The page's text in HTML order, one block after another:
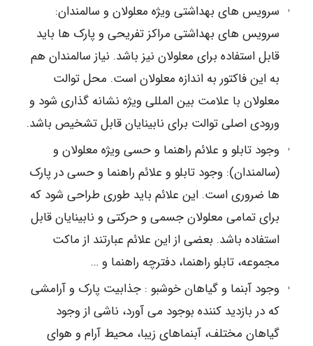
سرویس های بهداشتی ویژه معلولان و سالمندان:
سرویس های بهداشتی مراکز تفریحی و پارک ها باید
قابل استفاده برای معلولان نیز باشد. نیاز سالمندان هم
به این فاکتور به اندازه معلولان است. محل توالت
معلولان با علامت بین المللی ویژه نشانه گذاری شود و
ورودی اصلی توالت برای نابینایان قابل تشخیص باشد.
وجود تابلو و علائم راهنما و حسی ویژه معلولان و
(سالمندان): وجود تابلو و علائم راهنما و حسی در پارک
ها ضروری است. این علائم باید طوری طراحی شود که
برای تمامی معلولان جسمی و حرکتی و نابینایان قابل
استفاده باشد. بعضی از این علائم عبارتند از ماکت
مجموعه، تابلو راهنما، دفترچه راهنما و …
وجود آبنما و گیاهان خوشبو : جذابیت پارک و آرامشی
که در بازدید کننده بوجود می آورد، ناشی از وجود
گیاهان مختلف، آبنماهای زیبا، محیط آرام و هوای